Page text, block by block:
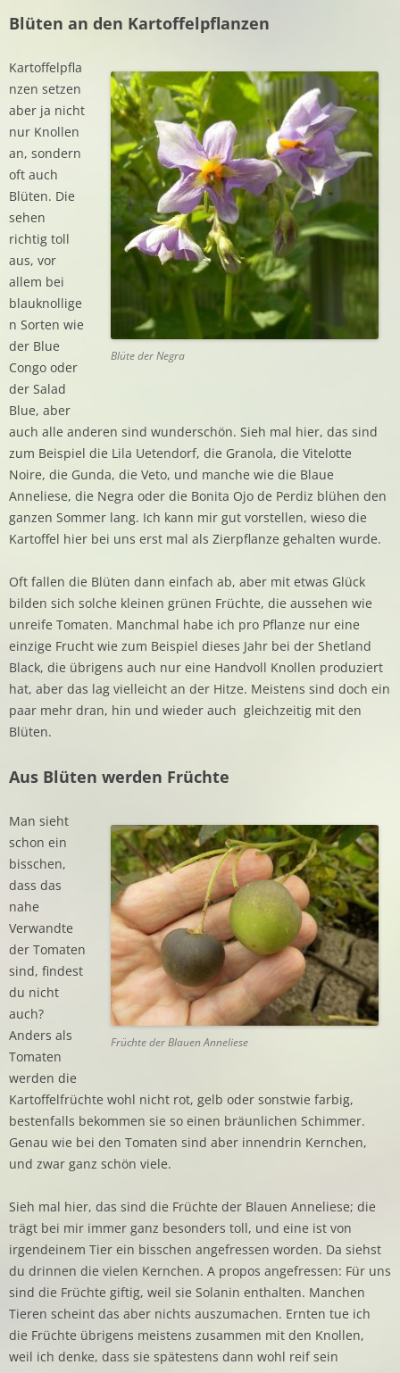
Blüten an den Kartoffelpflanzen
Blüte der Negra
Kartoffelpfla
nzen setzen
aber ja nicht
nur Knollen
an, sondern
oft auch
Blüten. Die
sehen
richtig toll
aus, vor
allem bei
blauknollige
n Sorten wie
der Blue
Congo oder
der Salad
Blue, aber
auch alle anderen sind wunderschön. Sieh mal hier, das sind
zum Beispiel die Lila Uetendorf, die Granola, die Vitelotte
Noire, die Gunda, die Veto, und manche wie die Blaue
Anneliese, die Negra oder die Bonita Ojo de Perdiz blühen den
ganzen Sommer lang. Ich kann mir gut vorstellen, wieso die
Kartoffel hier bei uns erst mal als Zierpflanze gehalten wurde.
Oft fallen die Blüten dann einfach ab, aber mit etwas Glück
bilden sich solche kleinen grünen Früchte, die aussehen wie
unreife Tomaten. Manchmal habe ich pro Pflanze nur eine
einzige Frucht wie zum Beispiel dieses Jahr bei der Shetland
Black, die übrigens auch nur eine Handvoll Knollen produziert
hat, aber das lag vielleicht an der Hitze. Meistens sind doch ein
paar mehr dran, hin und wieder auch gleichzeitig mit den
Blüten.
Aus Blüten werden Früchte
Früchte der Blauen Anneliese
Man sieht
schon ein
bisschen,
dass das
nahe
Verwandte
der Tomaten
sind, findest
du nicht
auch?
Anders als
Tomaten
werden die
Kartoffelfrüchte wohl nicht rot, gelb oder sonstwie farbig,
bestenfalls bekommen sie so einen bräunlichen Schimmer.
Genau wie bei den Tomaten sind aber innendrin Kernchen,
und zwar ganz schön viele.
Sieh mal hier, das sind die Früchte der Blauen Anneliese; die
trägt bei mir immer ganz besonders toll, und eine ist von
irgendeinem Tier ein bisschen angefressen worden. Da siehst
du drinnen die vielen Kernchen. A propos angefressen: Für uns
sind die Früchte giftig, weil sie Solanin enthalten. Manchen
Tieren scheint das aber nichts auszumachen. Ernten tue ich
die Früchte übrigens meistens zusammen mit den Knollen,
weil ich denke, dass sie spätestens dann wohl reif sein